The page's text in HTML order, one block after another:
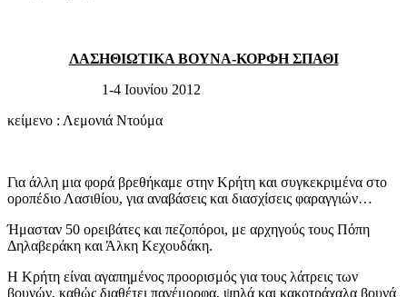
ΛΑΣΗΘΙΩΤΙΚΑ ΒΟΥΝΑ-ΚΟΡΦΗ ΣΠΑΘΙ
1-4 Ιουνίου 2012
κείμενο : Λεμονιά Ντούμα
Για άλλη μια φορά βρεθήκαμε στην Κρήτη και συγκεκριμένα στο
οροπέδιο Λασιθίου, για αναβάσεις και διασχίσεις φαραγγιών…
Ήμασταν 50 ορειβάτες και πεζοπόροι, με αρχηγούς τους Πόπη
Δηλαβεράκη και Άλκη Κεχουδάκη.
Η Κρήτη είναι αγαπημένος προορισμός για τους λάτρεις των
βουνών, καθώς διαθέτει πανέμορφα, ψηλά και κακοτράχαλα βουνά